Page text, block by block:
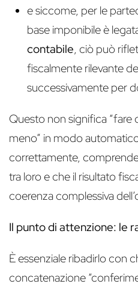
e siccome, per le
base imponibile è
contabile, ciò può
fiscalmente rilevante
successivamente per
Questo non significa “fare
meno” in modo
correttamente,
tra loro e che il risultato
coerenza complessiva
Il punto di attenzione: le
È essenziale ribadirlo con
concatenazione